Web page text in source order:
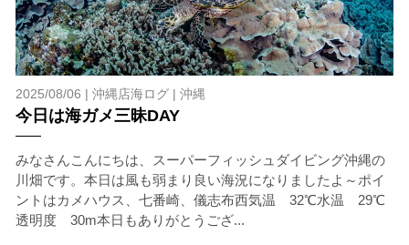
2025/08/06 | 沖縄店海ログ| 沖縄
今日は海ガメ三昧DAY
みなさんこんにちは、スーパーフィッシュダイビング沖縄の
川畑です。本日は風も弱まり良い海況になりましたよ～ポイ
ントはカメハウス、七番崎、儀志布西気温 32℃水温 29℃
透明度 30m本日もありがとうござ...